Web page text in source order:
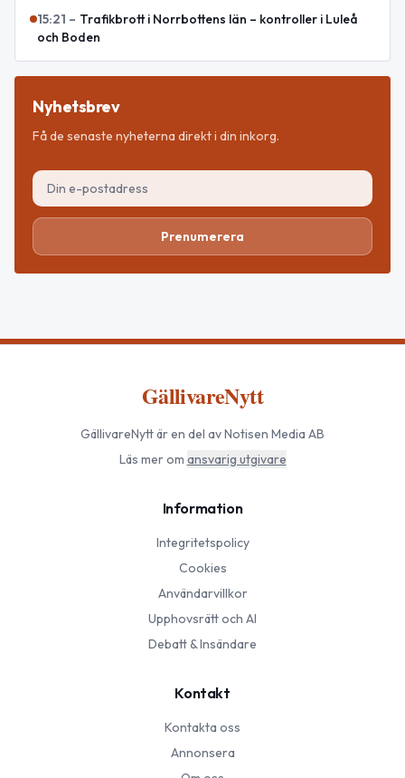
15:21 – Trafikbrott i Norrbottens län – kontroller i Luleå
och Boden
Nyhetsbrev
Få de senaste nyheterna direkt i din inkorg.
Prenumerera
GällivareNytt
GällivareNyttär en del av Notisen Media AB
Läs mer om ansvarig utgivare
Information
Integritetspolicy
Cookies
Användarvillkor
Upphovsrätt och AI
Debatt & Insändare
Kontakt
Kontakta oss
Annonsera